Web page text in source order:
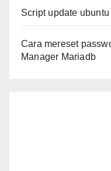
Script update
Cara mereset
Manager Mariadb